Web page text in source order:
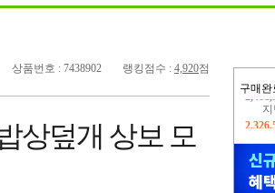
구매완
상품번호 : 7438902 랭킹점수 : 4,920점
상덮개 상보 모